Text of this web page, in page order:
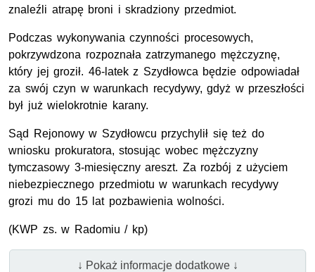
znaleźli atrapę broni i skradziony przedmiot.
Podczas wykonywania czynności procesowych,
pokrzywdzona rozpoznała zatrzymanego mężczyznę,
który jej groził. 46-latek z Szydłowca będzie odpowiadał
za swój czyn w warunkach recydywy, gdyż w przeszłości
był już wielokrotnie karany.
Sąd Rejonowy w Szydłowcu przychylił się też do
wniosku prokuratora, stosując wobec mężczyzny
tymczasowy 3-miesięczny areszt. Za rozbój z użyciem
niebezpiecznego przedmiotu w warunkach recydywy
grozi mu do 15 lat pozbawienia wolności.
(KWP zs. w Radomiu / kp)
↓ Pokaż informacje dodatkowe ↓